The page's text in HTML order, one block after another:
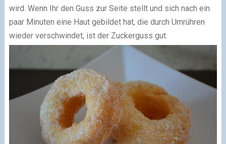
wird. Wenn Ihr den Guss zur Seite stellt und sich nach ein
paar Minuten eine Haut gebildet hat, die durch Umrühren
wieder verschwindet, ist der Zuckerguss gut.